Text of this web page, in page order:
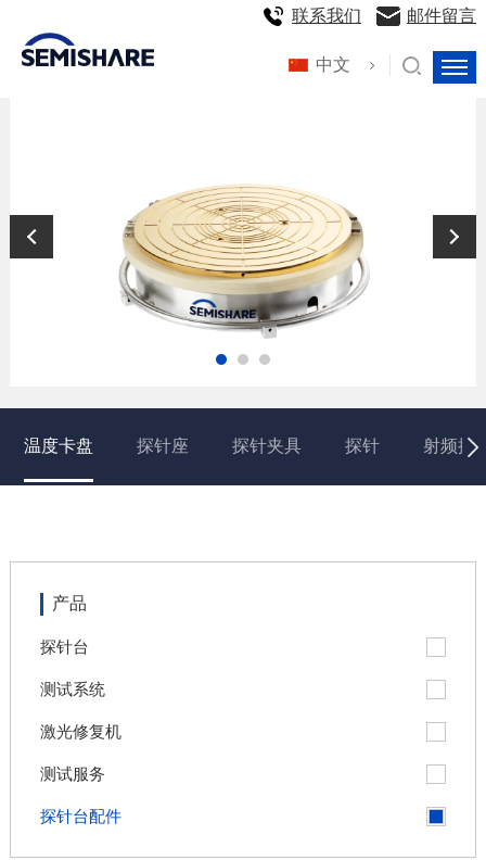
中文
联系我们 邮件留言
温度卡盘 探针座 探针夹具 探针 射频探
产品
探针台
测试系统
激光修复机
测试服务
探针台配件